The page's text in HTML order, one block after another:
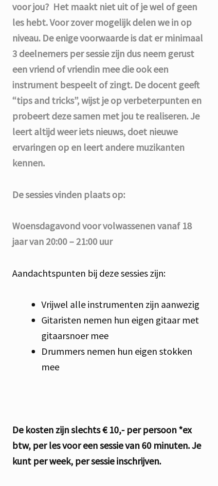
voor jou? Het maakt niet uit of je wel of geen
les hebt. Voor zover mogelijk delen we in op
niveau. De enige voorwaarde is dat er minimaal
3 deelnemers per sessie zijn dus neem gerust
een vriend of vriendin mee die ook een
instrument bespeelt of zingt. De docent geeft
“tips and tricks”, wijst je op verbeterpunten en
probeert deze samen met jou te realiseren. Je
leert altijd weer iets nieuws, doet nieuwe
ervaringen op en leert andere muzikanten
kennen.
De sessies vinden plaats op:
Woensdagavond voor volwassenen vanaf 18
jaar van 20:00 – 21:00 uur
Aandachtspunten bij deze sessies zijn:
Vrijwel alle instrumenten zijn aanwezig
Gitaristen nemen hun eigen gitaar met
gitaarsnoer mee
Drummers nemen hun eigen stokken
mee
De kosten zijn slechts € 10,- per persoon *ex
btw, per les voor een sessie van 60 minuten.Je
kunt per week, per sessie inschrijven.